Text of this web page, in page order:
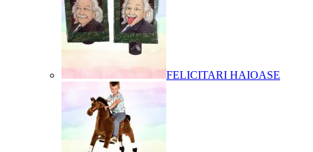
FELICITARI HAIOASE